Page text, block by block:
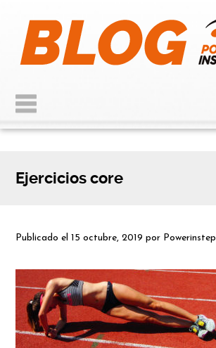
Ejercicios core
Publicado el15 octubre, 2019 por Powerinstep